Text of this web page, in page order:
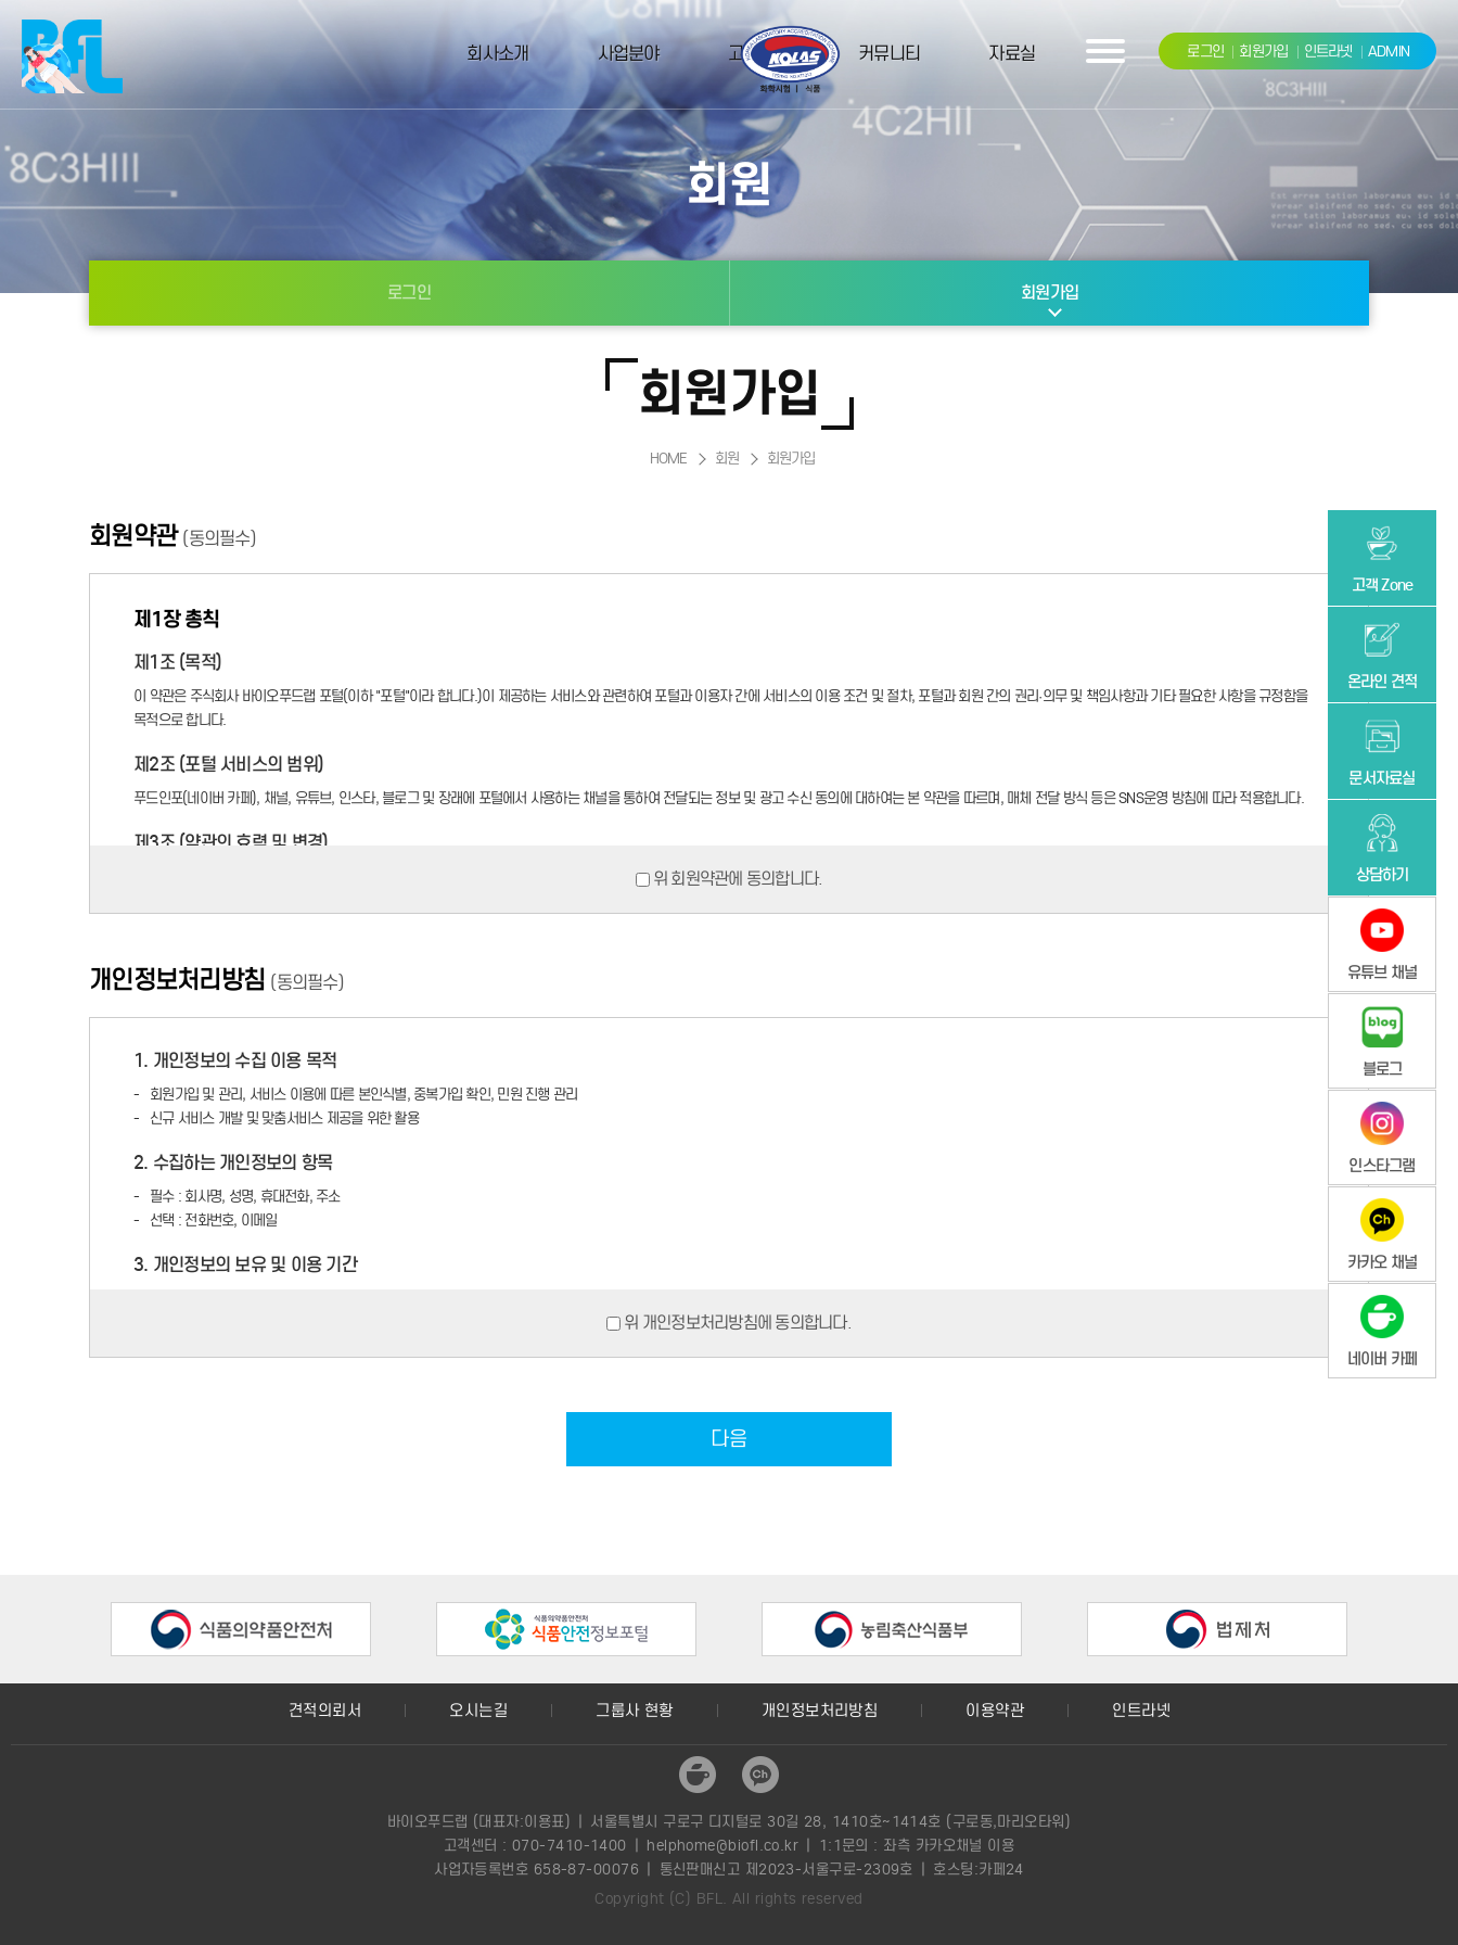
회사소개 사업분야 고객지원 커뮤니티 자료실 로그인 회원가입 인트라넷 ADMIN
회원
로그인 회원가입
회원가입
HOME 회원 회원가입
회원약관(동의필수)
제1장 총칙
제1조 (목적)
이 약관은 주식회사 바이오푸드랩 포털(이하 "포털"이라 합니다.)이 제공하는 서비스와 관련하여 포털과 이용자 간에 서비스의 이용 조건 및 절차, 포털과 회원 간의 권리·의무 및 책임사항과 기타 필요한 사항을 규정함을
목적으로 합니다.
제2조 (포털 서비스의 범위)
푸드인포(네이버 카페), 채널, 유튜브, 인스타, 블로그 및 장래에 포털에서 사용하는 채널을 통하여 전달되는 정보 및 광고 수신 동의에 대하여는 본 약관을 따르며, 매체 전달 방식 등은 SNS운영 방침에 따라 적용합니다.
제3조 (약관의 효력 및 변경)
① 이 약관은 서비스 화면에 게시하거나 제2조의 방법으로 공지함으로써 이용자에게 공시하고, 이에 동의한 이용자가 서비스에 가입함으로써 효력이 발생합니다.
발생합니다.
④ 이용자가 이 약관의 내용에 동의하는 경우 포털의 서비스 제공 행위 및 이용자의 서비스 이용행위에는 이 약관이 우선적으로 적용될 것입니다.
⑥ 이용자 또는 회원은 포털의 서비스 제공을 원하지 않는 경우 사용자 탈퇴를 진행하여야 하며, 포털에서 장기 미 접속자 및 본 약관에서 정하는 이용자 및 회원을 제외하고는 이용 정지할 수 없습니다.
제4조(회원정보 사용에 대한 동의)
② 포털의 회원 정보는 다음과 같이 수집, 사용, 관리, 보호됩니다.
1. 개인정보의 수집 : 포털은 귀하의 서비스 가입 시 귀하가 제공하는 정보를 통하여 귀하에 관한 정보를 수집합니다.
2. 개인정보의 사용 : 포털은 수집된 회원의 신상정보를 본인의 승낙 없이 제3자에게 누설, 배포하지 않습니다. 단, 전기통신기본법 등 법률의 규정에 의해 국가기관의 요구가 있는 경우, 범죄에 대한 수사상의 목적이
3. 개인정보의 관리 : 귀하는 개인정보의 보호 및 관리를 위하여 포털의 개인정보관리에서 수시로 귀하의 개인정보를 수정/삭제할 수 있습니다. 수신되는 정보 중 불필요하다고 생각되는 부분도 변경/조정할 수 있습니다.
작업 종료 시에는 반드시 로그아웃을 해주시고, 웹 브라우저의 창을 닫아주시기 바랍니다. (이는 타인과 컴퓨터를 공유하는 인터넷 카페나 도서관 같은 공공장소에서 컴퓨터를 사용하는 경우에 귀하의 정보의 보호를
6. 포털은 바이오푸드랩에서 운영하는 SNS이용 여부에 대하여 수집할 수 있습니다.
제7조(용어의 정의)
1. 이용자 : 본 약관에 따라 포털이 제공하는 서비스를 받는 자.
3. 회원 : 포털에 개인정보를 제공하여 회원등록을 한 자로서, 포털의 정보를 제공받으며, 포털이 제공하는 서비스를 이용할 수 있는 자이며 귀하라 칭한다.
4. 고유번호(ID) : 회원 간의 식별과 이용자가 포털 이용을 위하여 사용자가 선정하고 포털이 부여하는 문자와 숫자의 조합
5. 비밀번호 : 이용자와 회원ID가 일치하는지를 확인하고 통신상의 자신의 비밀보호를 위하여 이용자 자신이 선정한 문자와 숫자의 조합.
7. 견적서 : 회원이 서비스를 이용하여 식품위생법, 건강기능식품에 관한 법률, 축산물위생관리법, 농수산물품질관리법 등 관계 법률에 의거한 바이오푸드랩의 수수료 표에 따른 검사 수수료
8. 전자결제 : 회원이 위탁하고자하는 검사의 수수료를 금융결제원을 통한 전자지불로 납부하는 방식을 말하며 카드 결제만 허용합니다.
위 회원약관에 동의합니다.
개인정보처리방침 (동의필수)
1. 개인정보의 수집 이용 목적
회원가입 및 관리, 서비스 이용에 따른 본인식별, 중복가입 확인, 민원 진행 관리
신규 서비스 개발 및 맞춤서비스 제공을 위한 활용
2. 수집하는 개인정보의 항목
필수 : 회사명, 성명, 휴대전화, 주소
선택 : 전화번호, 이메일
3. 개인정보의 보유 및 이용 기간
※ 단, 행정민원을 신청할 경우 해당 신청민원에 기입된 개인정보는 관계법령에 따라 보유 위 개인정보처리방침에 동의합니다.
견적의뢰서 오시는길 그룹사 현황 개인정보처리방침 이용약관 인트라넷
바이오푸드랩 (대표자:이용표)
서울특별시 구로구 디지털로 30길 28, 1410호~1414호 (구로동,마리오타워)
고객센터 : 070-7410-1400
helphome@biofl.co.kr
1:1문의 : 좌측 카카오채널 이용
사업자등록번호 658-87-00076
통신판매신고 제2023-서울구로-2309호
호스팅:카페24
Copyright (C) BFL. All rights reserved
고객 Zone
온라인 견적
문서자료실
상담하기
유튜브 채널
블로그
인스타그램
카카오 채널
네이버 카페